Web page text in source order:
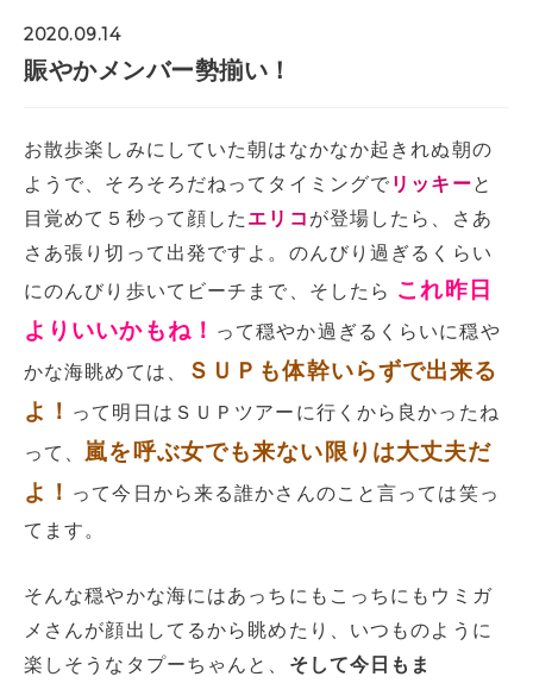
2020.09.14
賑やかメンバー勢揃い！
お散歩楽しみにしていた朝はなかなか起きれぬ朝の
ようで、そろそろだねってタイミングで リッキーと
目覚めて５秒って顔した エリコ が登場したら、さあ
さあ張り切って出発ですよ。のんびり過ぎるくらい
にのんびり歩いてビーチまで、そしたら これ昨日
よりいいかもね！ って穏やか過ぎるくらいに穏や
かな海眺めては、
ＳＵＰも体幹いらずで出来る
よ！ って明日はＳＵＰツアーに行くから良かったね
って、 嵐を呼ぶ女でも来ない限りは大丈夫だ
よ！ って今日から来る誰かさんのこと言っては笑っ
てます。
そんな穏やかな海にはあっちにもこっちにもウミガ
メさんが顔出してるから眺めたり、いつものように
楽しそうなタプーちゃんと、 そして今日もま